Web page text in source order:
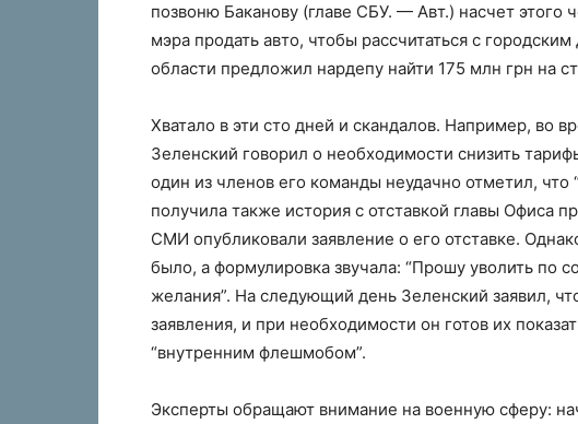
позвоню Баканову (главе СБУ. — Авт.) насчет этого
мэра продать авто, чтобы рассчитаться с
области предложил нардепу найти 175 млн грн на
Хватало в эти сто дней и скандалов. Например, во
Зеленский говорил о необходимости снизить
один из членов его команды неудачно отметил, что
получила также история с отставкой главы Офиса
СМИ опубликовали заявление о его отставке.
было, а формулировка звучала: “Прошу уволить по
желания”. На следующий день Зеленский заявил,
заявления, и при необходимости он готов их
“внутренним флешмобом”.
Эксперты обращают внимание на военную сферу: